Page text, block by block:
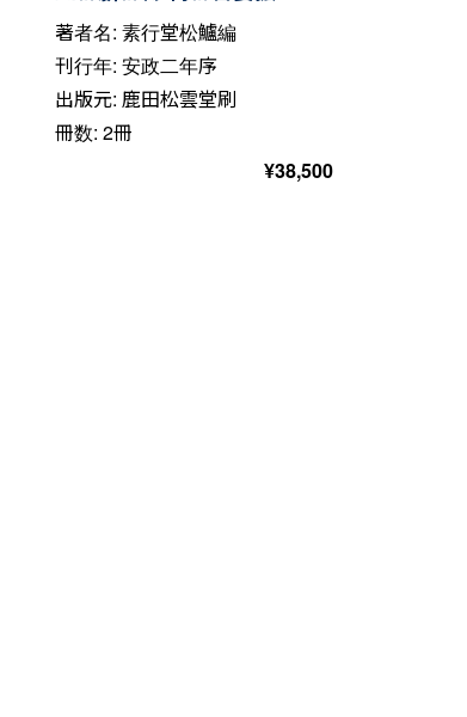
著者名: 素行堂松鱸編
刊行年: 安政二年序
出版元: 鹿田松雲堂刷
冊数: 2冊
¥38,500